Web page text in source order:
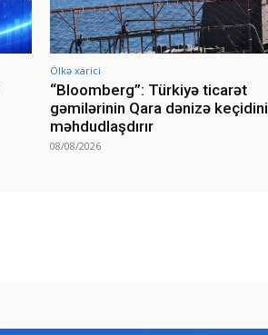
Ölkə xarici
“Bloomberg”: Türkiyə ticarət
gəmilərinin Qara dənizə keçidini
məhdudlaşdırır
08/08/2026